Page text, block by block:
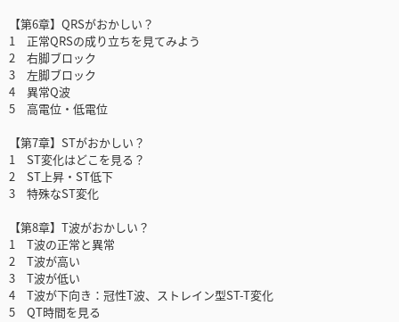
【第6章】QRSがおかしい？
1 正常QRSの成り立ちを見てみよう
2 右脚ブロック
3 左脚ブロック
4 異常Q波
5 高電位・低電位
【第7章】STがおかしい？
1 ST変化はどこを見る？
2 ST上昇・ST低下
3 特殊なST変化
【第8章】T波がおかしい？
1 T波の正常と異常
2 T波が高い
3 T波が低い
4 T波が下向き：冠性T波、ストレイン型ST-T変化
5 QT時間を見る